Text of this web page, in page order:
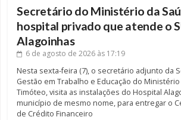
Secretário do Ministério da
hospital privado que atende o
Alagoinhas
6 de agosto de 2026 às 17:19
Nesta sexta-feira (7), o secretário adjunto da
Gestão em Trabalho e Educação do
Timóteo, visita as instalações do Hospital
município de mesmo nome, para entregar o
de Crédito Financeiro